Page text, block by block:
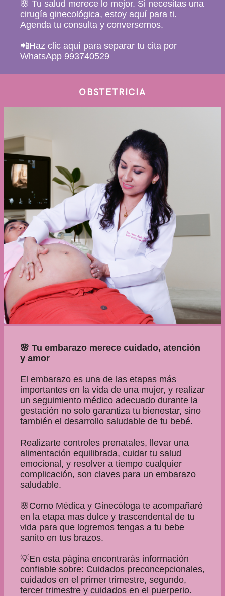
🌸 Tu salud merece lo mejor. Si necesitas una
cirugía ginecológica, estoy aquí para ti.
Agenda tu consulta y conversemos.
📲Haz clic aquí para separar tu cita por
WhatsApp 993740529
OBSTETRICIA
🌸 Tu embarazo merece cuidado, atención
y amor
El embarazo es una de las etapas más
importantes en la vida de una mujer, y realizar
un seguimiento médico adecuado durante la
gestación no solo garantiza tu bienestar, sino
también el desarrollo saludable de tu bebé.
Realizarte controles prenatales, llevar una
alimentación equilibrada, cuidar tu salud
emocional, y resolver a tiempo cualquier
complicación, son claves para un embarazo
saludable.
🌸Como Médica y Ginecóloga te acompañaré
en la etapa mas dulce y trascendental de tu
vida para que logremos tengas a tu bebe
sanito en tus brazos.
💡En esta página encontrarás información
confiable sobre: Cuidados preconcepcionales,
cuidados en el primer trimestre, segundo,
tercer trimestre y cuidados en el puerperio.